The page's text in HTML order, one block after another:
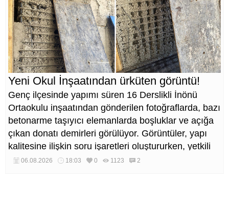
Yeni Okul İnşaatından ürküten görüntü!
Genç ilçesinde yapımı süren 16 Derslikli İnönü
Ortaokulu inşaatından gönderilen fotoğraflarda, bazı
betonarme taşıyıcı elemanlarda boşluklar ve açığa
çıkan donatı demirleri görülüyor. Görüntüler, yapı
kalitesine ilişkin soru işaretleri oluştururken, yetkili
kurumların teknik inceleme yapması çağrısı yapıldı.
06.08.2026 18:03 0 1123 2